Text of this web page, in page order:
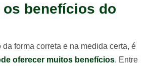
os benefícios do
forma correta e na medida certa, é
oferecer muitos benefícios. Entre